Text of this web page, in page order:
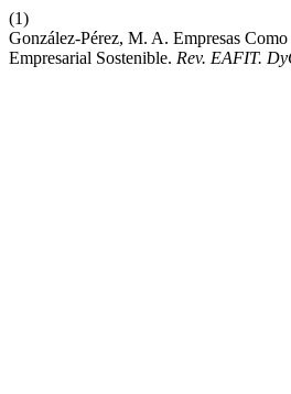
(1)
González-Pérez, M. A. Empresas
Empresarial Sostenible. Rev. EAFIT.